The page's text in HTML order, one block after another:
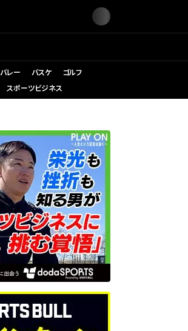
バレー バスケ
ゴルフ
スポーツビジネス